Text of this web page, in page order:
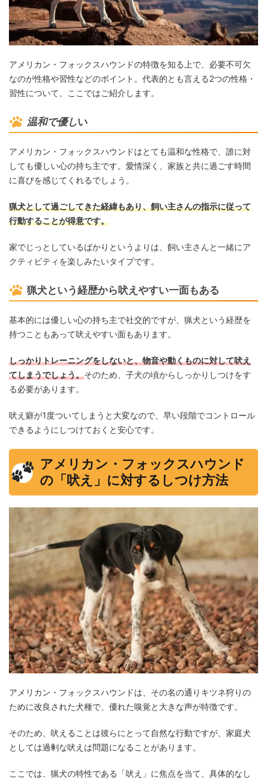
アメリカン・フォックスハウンドの特徴を知る上で、必要不可欠
なのが性格や習性などのポイント。代表的とも言える2つの性格・
習性について、ここではご紹介します。
温和で優しい
アメリカン・フォックスハウンドはとても温和な性格で、誰に対
しても優しい心の持ち主です。愛情深く、家族と共に過ごす時間
に喜びを感じてくれるでしょう。
猟犬として過ごしてきた経緯もあり、飼い主さんの指示に従って
行動することが得意です。
家でじっとしているばかりというよりは、飼い主さんと一緒にア
クティビティを楽しみたいタイプです。
猟犬という経歴から吠えやすい一面もある
基本的には優しい心の持ち主で社交的ですが、猟犬という経歴を
持つこともあって吠えやすい面もあります。
しっかりトレーニングをしないと、物音や動くものに対して吠え
てしまうでしょう。そのため、子犬の頃からしっかりしつけをす
る必要があります。
吠え癖が1度ついてしまうと大変なので、早い段階でコントロール
できるようにしつけておくと安心です。
アメリカン・フォックスハウンド
の「吠え」に対するしつけ方法
アメリカン・フォックスハウンドは、その名の通りキツネ狩りの
ために改良された犬種で、優れた嗅覚と大きな声が特徴です。
そのため、吠えることは彼らにとって自然な行動ですが、家庭犬
としては過剰な吠えは問題になることがあります。
ここでは、猟犬の特性である「吠え」に焦点を当て、具体的なし